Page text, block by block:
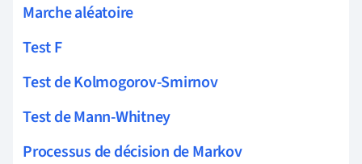
Marche aléatoire
Test F
Test de Kolmogorov-Smirnov
Test de Mann-Whitney
Processus de décision de Markov